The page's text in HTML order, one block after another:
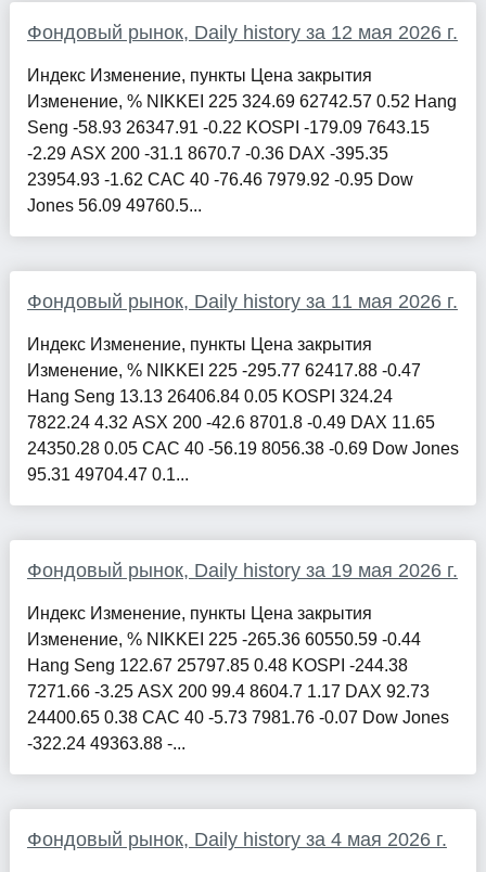
Фондовый рынок, Daily history за 12 мая 2026 г.
Индекс Изменение, пункты Цена закрытия
Изменение, % NIKKEI 225 324.69 62742.57 0.52 Hang
Seng -58.93 26347.91 -0.22 KOSPI -179.09 7643.15
-2.29 ASX 200 -31.1 8670.7 -0.36 DAX -395.35
23954.93 -1.62 CAC 40 -76.46 7979.92 -0.95 Dow
Jones 56.09 49760.5...
Фондовый рынок, Daily history за 11 мая 2026 г.
Индекс Изменение, пункты Цена закрытия
Изменение, % NIKKEI 225 -295.77 62417.88 -0.47
Hang Seng 13.13 26406.84 0.05 KOSPI 324.24
7822.24 4.32 ASX 200 -42.6 8701.8 -0.49 DAX 11.65
24350.28 0.05 CAC 40 -56.19 8056.38 -0.69 Dow Jones
95.31 49704.47 0.1...
Фондовый рынок, Daily history за 19 мая 2026 г.
Индекс Изменение, пункты Цена закрытия
Изменение, % NIKKEI 225 -265.36 60550.59 -0.44
Hang Seng 122.67 25797.85 0.48 KOSPI -244.38
7271.66 -3.25 ASX 200 99.4 8604.7 1.17 DAX 92.73
24400.65 0.38 CAC 40 -5.73 7981.76 -0.07 Dow Jones
-322.24 49363.88 -...
Фондовый рынок, Daily history за 4 мая 2026 г.